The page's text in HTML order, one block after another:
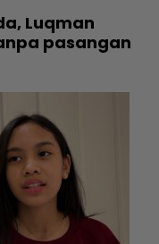
Luqman
pasangan